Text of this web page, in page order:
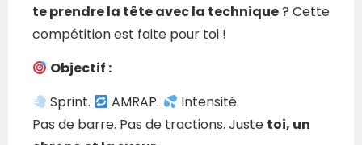
te prendre la tête avec la technique? Cette
compétition est faite pour toi !
Objectif :
Sprint.
AMRAP.
Intensité.
Pas de barre. Pas de tractions. Juste toi, un